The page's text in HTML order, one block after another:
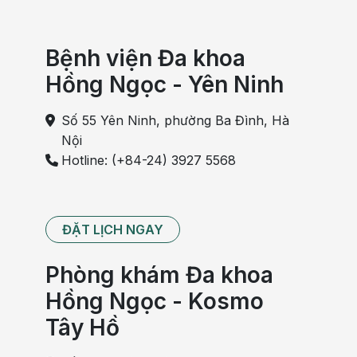
Bệnh viện Đa khoa
Hồng Ngọc - Yên Ninh
Số 55 Yên Ninh, phường Ba Đình, Hà
Nội
Hotline: (+84-24) 3927 5568
ĐẶT LỊCH NGAY
Phòng khám Đa khoa
Hồng Ngọc - Kosmo
Tây Hồ